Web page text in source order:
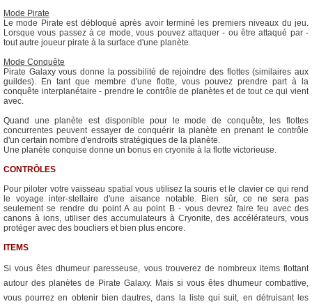
Mode Pirate
Le mode Pirate est débloqué après avoir terminé les premiers niveaux du jeu.
Lorsque vous passez à ce mode, vous pouvez attaquer - ou être attaqué par -
tout autre joueur pirate à la surface d'une planète.
Mode Conquête
Pirate Galaxy vous donne la possibilité de rejoindre des flottes (similaires aux
guildes). En tant que membre d'une flotte, vous pouvez prendre part à la
conquête interplanétaire - prendre le contrôle de planètes et de tout ce qui vient
avec.
Quand une planète est disponible pour le mode de conquête, les flottes
concurrentes peuvent essayer de conquérir la planète en prenant le contrôle
d'un certain nombre d'endroits stratégiques de la planète.
Une planète conquise donne un bonus en cryonite à la flotte victorieuse.
CONTRÔLES
Pour piloter votre vaisseau spatial vous utilisez la souris et le clavier ce qui rend
le voyage inter-stellaire d'une aisance notable. Bien sûr, ce ne sera pas
seulement se rendre du point A au point B - vous devrez faire feu avec des
canons à ions, utiliser des accumulateurs à Cryonite, des accélérateurs, vous
protéger avec des boucliers et bien plus encore.
ITEMS
Si vous êtes dhumeur paresseuse, vous trouverez de nombreux items flottant
autour des planètes de Pirate Galaxy. Mais si vous êtes dhumeur combattive,
vous pourrez en obtenir bien dautres, dans la liste qui suit, en détruisant les